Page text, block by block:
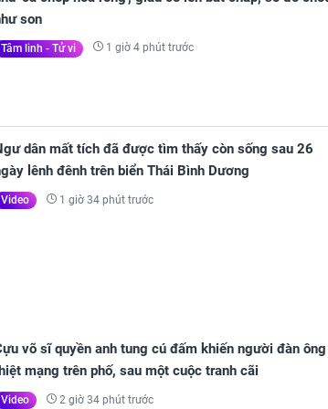
son
Tâm linh - Tử vi 1 giờ 4 phút trước
dân mất tích đã được tìm thấy còn sống sau 26
lênh đênh trên biển Thái Bình Dương
Video 1 giờ 34 phút trước
võ sĩ quyền anh tung cú đấm khiến người đàn ông
mạng trên phố, sau một cuộc tranh cãi
Video 2 giờ 34 phút trước